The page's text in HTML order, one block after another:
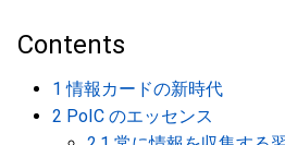
Contents
1 情報カードの新時代
2 PoIC のエッセンス